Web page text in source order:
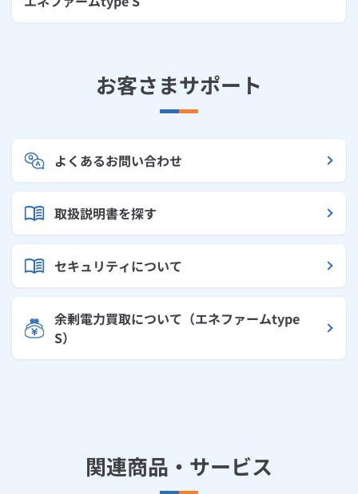
お客さまサポート
よくあるお問い合わせ
取扱説明書を探す
セキュリティについて
余剰電力買取について（エネファームtype
S）
関連商品・サービス